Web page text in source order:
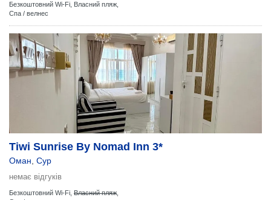
Безкоштовний Wi-Fi, Власний пляж,
Спа / велнес
Tiwi Sunrise By Nomad Inn 3*
Оман Сур
немає відгуків
Безкоштовний Wi-Fi, Власний пляж